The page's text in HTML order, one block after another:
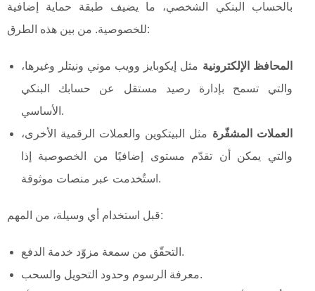
بالحساب البنكي الشخصي، ما يضيف طبقة حماية إضافية
للخصوصية. من بين هذه الطرق:
المحافظ الإلكترونية مثل إيكوبايز وويب موني ونيتلر وغيرها،
والتي تسمح بإدارة رصيد مستقل عن حسابك البنكي
الأساسي.
العملات المشفّرة مثل البيتكوين والعملات الرقمية الأخرى،
والتي يمكن أن تقدّم مستوى إضافيًا من الخصوصية إذا
استُخدمت عبر منصات موثوقة.
قبل استخدام أي وسيلة، من المهم:
التحقّق من سمعة مزوّد خدمة الدفع.
معرفة الرسوم وحدود التحويل والسحب.